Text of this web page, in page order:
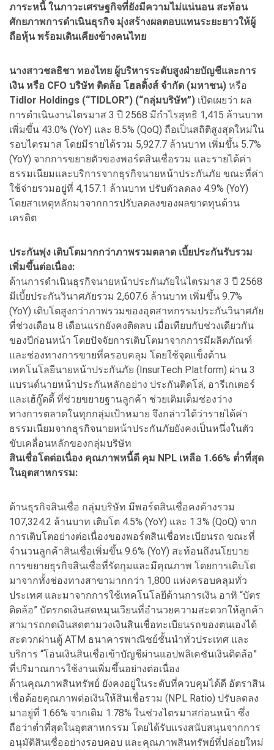
ภาระหนี้ ในภาวะเศรษฐกิจที่ยังมีความไม่แน่นอน สะท้อน
ศักยภาพการดำเนินธุรกิจ มุ่งสร้างผลตอบแทนระยะยาวให้ผู้
ถือหุ้น พร้อมเดินเคียงข้างคนไทย
นางสาวชลธิชา ทองไทย ผู้บริหารระดับสูงฝ่ายบัญชีและการ
เงิน หรือ CFO บริษัท ติดล้อ โฮลดิ้งส์ จำกัด (มหาชน) หรือ
Tidlor Holdings (“TIDLOR”) (“กลุ่มบริษัท”) เปิดเผยว่า ผล
การดำเนินงานไตรมาส 3 ปี 2568 มีกำไรสุทธิ 1,415 ล้านบาท
เพิ่มขึ้น 43.0% (YoY) และ 8.5% (QoQ) ถือเป็นสถิติสูงสุดใหม่ใน
รอบไตรมาส โดยมีรายได้รวม 5,927.7 ล้านบาท เพิ่มขึ้น 5.7%
(YoY) จากการขยายตัวของพอร์ตสินเชื่อรวม และรายได้ค่า
ธรรมเนียมและบริการจากธุรกิจนายหน้าประกันภัย ขณะที่ค่า
ใช้จ่ายรวมอยู่ที่ 4,157.1 ล้านบาท ปรับตัวลดลง 4.9% (YoY)
โดยสาเหตุหลักมาจากการปรับลดลงของผลขาดทุนด้าน
เครดิต
ประกันพุ่ง เติบโตมากกว่าภาพรวมตลาด เบี้ยประกันรับรวม
เพิ่มขึ้นต่อเนื่อง:
ด้านการดำเนินธุรกิจนายหน้าประกันภัยในไตรมาส 3 ปี 2568
มีเบี้ยประกันวินาศภัยรวม 2,607.6 ล้านบาท เพิ่มขึ้น 9.7%
(YoY) เติบโตสูงกว่าภาพรวมของอุตสาหกรรมประกันวินาศภัย
ที่ช่วงเดือน 8 เดือนแรกยังคงติดลบ เมื่อเทียบกับช่วงเดียวกัน
ของปีก่อนหน้า โดยปัจจัยการเติบโตมาจากการมีผลิตภัณฑ์
และช่องทางการขายที่ครอบคลุม โดยใช้จุดแข็งด้าน
เทคโนโลยีนายหน้าประกันภัย (InsurTech Platform) ผ่าน 3
แบรนด์นายหน้าประกันหลักอย่าง ประกันติดโล่, อารีเกเตอร์
และเฮ้กู๊ดดี้ ที่ช่วยขยายฐานลูกค้า ช่วยเติมเต็มช่องว่าง
ทางการตลาดในทุกกลุ่มเป้าหมาย จึงกล่าวได้ว่ารายได้ค่า
ธรรมเนียมจากธุรกิจนายหน้าประกันภัยยังคงเป็นหนึ่งในตัว
ขับเคลื่อนหลักของกลุ่มบริษัท
สินเชื่อโตต่อเนื่อง คุณภาพหนี้ดี คุม NPL เหลือ 1.66% ต่ำที่สุด
ในอุตสาหกรรม:
ด้านธุรกิจสินเชื่อ กลุ่มบริษัท มีพอร์ตสินเชื่อคงค้างรวม
107,324.2 ล้านบาท เติบโต 4.5% (YoY) และ 1.3% (QoQ) จาก
การเติบโตอย่างต่อเนื่องของพอร์ตสินเชื่อทะเบียนรถ ขณะที่
จำนวนลูกค้าสินเชื่อเพิ่มขึ้น 9.6% (YoY) สะท้อนถึงนโยบาย
การขยายธุรกิจสินเชื่อที่รัดกุมและมีคุณภาพ โดยการเติบโต
มาจากทั้งช่องทางสาขามากกว่า 1,800 แห่งครอบคลุมทั่ว
ประเทศ และมาจากการใช้เทคโนโลยีด้านการเงิน อาทิ “บัตร
ติดล้อ” บัตรกดเงินสดหมุนเวียนที่อำนวยความสะดวกให้ลูกค้า
สามารถกดเงินสดตามวงเงินสินเชื่อทะเบียนรถของตนเองได้
สะดวกผ่านตู้ ATM ธนาคารพาณิชย์ชั้นนำทั่วประเทศ และ
บริการ “โอนเงินสินเชื่อเข้าบัญชีผ่านแอปพลิเคชันเงินติดล้อ”
ที่ปริมาณการใช้งานเพิ่มขึ้นอย่างต่อเนื่อง
ด้านคุณภาพสินทรัพย์ ยังคงอยู่ในระดับที่ควบคุมได้ดี อัตราสิน
เชื่อด้อยคุณภาพต่อเงินให้สินเชื่อรวม (NPL Ratio) ปรับลดลง
มาอยู่ที่ 1.66% จากเดิม 1.78% ในช่วงไตรมาสก่อนหน้า ซึ่ง
ถือว่าต่ำที่สุดในอุตสาหกรรม โดยได้รับแรงสนับสนุนจากการ
อนุมัติสินเชื่ออย่างรอบคอบ และคุณภาพสินทรัพย์ที่ปล่อยใหม่